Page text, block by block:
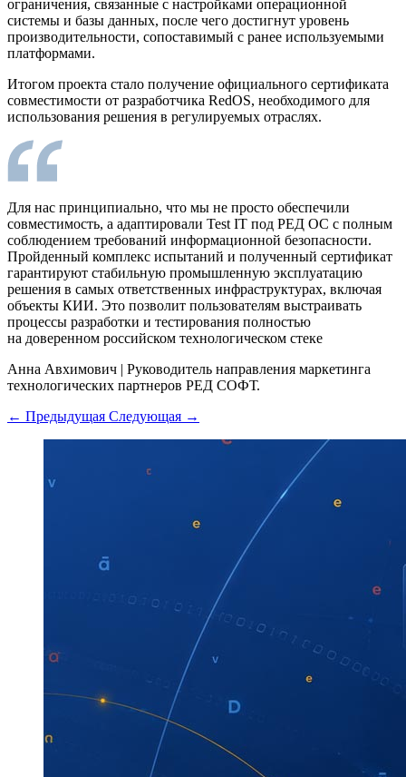
ограничения, связанные с настройками операционной
системы и базы данных, после чего достигнут уровень
производительности, сопоставимый с ранее используемыми
платформами.
Итогом проекта стало получение официального сертификата
совместимости от разработчика RedOS, необходимого для
использования решения в регулируемых отраслях.
Для нас принципиально, что мы не просто обеспечили
совместимость, а адаптировали Test IT под РЕД ОС с полным
соблюдением требований информационной безопасности.
Пройденный комплекс испытаний и полученный сертификат
гарантируют стабильную промышленную эксплуатацию
решения в самых ответственных инфраструктурах, включая
объекты КИИ. Это позволит пользователям выстраивать
процессы разработки и тестирования полностью
на доверенном российском технологическом стеке
Анна Авхимович | Руководитель направления маркетинга
технологических партнеров РЕД СОФТ.
← Предыдущая Следующая →